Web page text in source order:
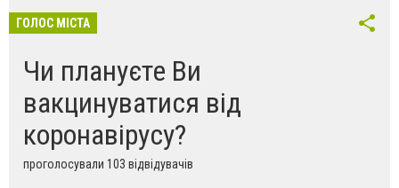
ГОЛОС МІСТА
Чи плануєте Ви
вакцинуватися від
коронавірусу?
проголосували 103 відвідувачів